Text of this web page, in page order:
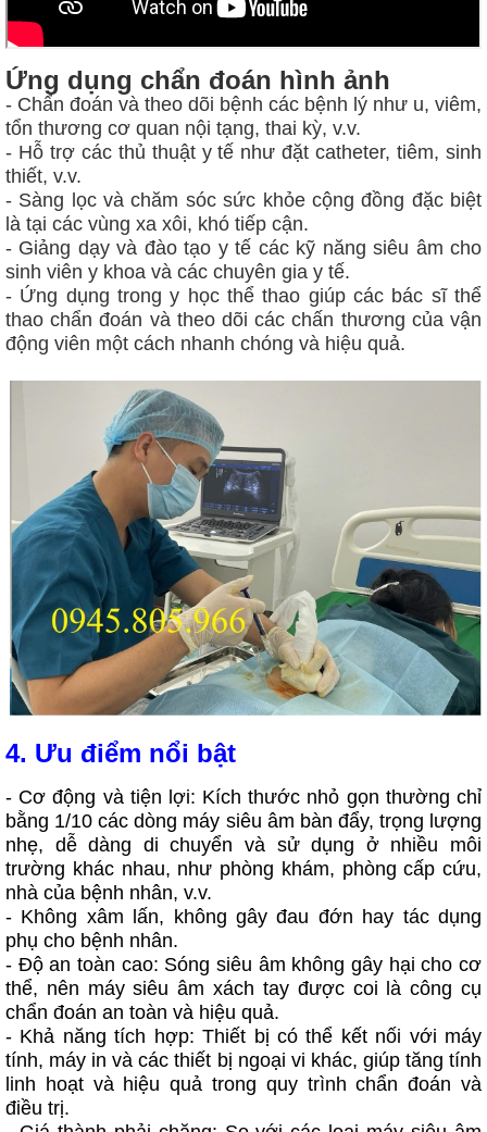
Ứng dụng chẩn đoán hình ảnh
- Chẩn đoán và theo dõi bệnh các bệnh lý như u, viêm,
tổn thương cơ quan nội tạng, thai kỳ, v.v.
- Hỗ trợ các thủ thuật y tế như đặt catheter, tiêm, sinh
thiết, v.v.
- Sàng lọc và chăm sóc sức khỏe cộng đồng đặc biệt
là tại các vùng xa xôi, khó tiếp cận.
- Giảng dạy và đào tạo y tế các kỹ năng siêu âm cho
sinh viên y khoa và các chuyên gia y tế.
- Ứng dụng trong y học thể thao giúp các bác sĩ thể
thao chẩn đoán và theo dõi các chấn thương của vận
động viên một cách nhanh chóng và hiệu quả.
4. Ưu điểm nổi bật
- Cơ động và tiện lợi: Kích thước nhỏ gọn thường chỉ
bằng 1/10 các dòng máy siêu âm bàn đẩy, trọng lượng
nhẹ, dễ dàng di chuyển và sử dụng ở nhiều môi
trường khác nhau, như phòng khám, phòng cấp cứu,
nhà của bệnh nhân, v.v.
- Không xâm lấn, không gây đau đớn hay tác dụng
phụ cho bệnh nhân.
- Độ an toàn cao: Sóng siêu âm không gây hại cho cơ
thể, nên máy siêu âm xách tay được coi là công cụ
chẩn đoán an toàn và hiệu quả.
- Khả năng tích hợp: Thiết bị có thể kết nối với máy
tính, máy in và các thiết bị ngoại vi khác, giúp tăng tính
linh hoạt và hiệu quả trong quy trình chẩn đoán và
điều trị.